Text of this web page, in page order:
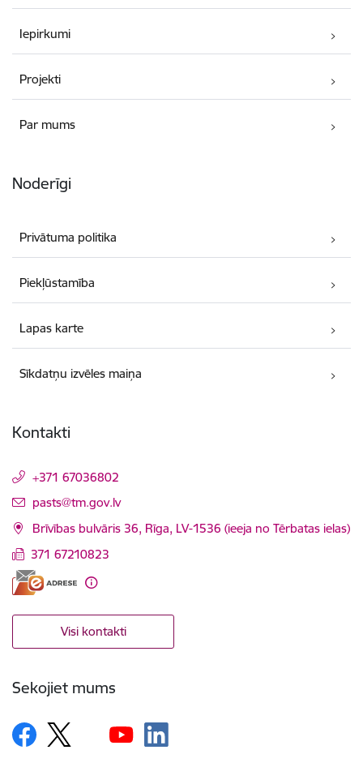
Iepirkumi
Projekti
Par mums
Noderīgi
Privātuma politika
Piekļūstamība
Lapas karte
Sīkdatņu izvēles maiņa
Kontakti
+371 67036802
E-pasts:
pasts@tm.gov.lv
Brīvības bulvāris 36, Rīga, LV-1536 (ieeja no Tērbatas ielas)
371 67210823
Visi kontakti
Sekojiet mums